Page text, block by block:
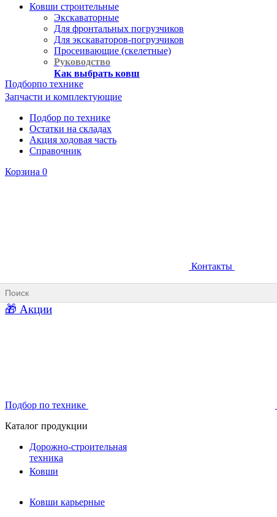
Ковши строительные
Экскаваторные
Для фронтальных погрузчиков
Для экскаваторов-погрузчиков
Просеивающие (скелетные)
Руководство
Как выбрать ковш
Ковши для фронтальных погрузчиков
Подборпо технике
Запчасти и комплектующие
Подбор по технике
Остатки на складах
Акция ходовая часть
Справочник
Корзина 0
Контакты
🎁 Акции
Подбор по технике
Каталог продукции
Дорожно-строительная
техника
Ковши
Ковши карьерные